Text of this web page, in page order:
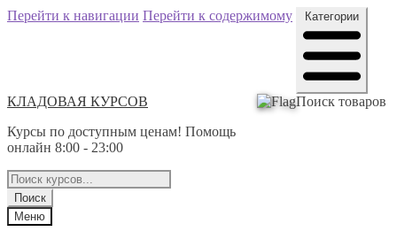
Перейти к навигации Перейти к содержимому
КЛАДОВАЯ КУРСОВ
Курсы по доступным ценам! Помощь
онлайн 8:00 - 23:00
Категории
Поиск товаров
Поиск
Меню